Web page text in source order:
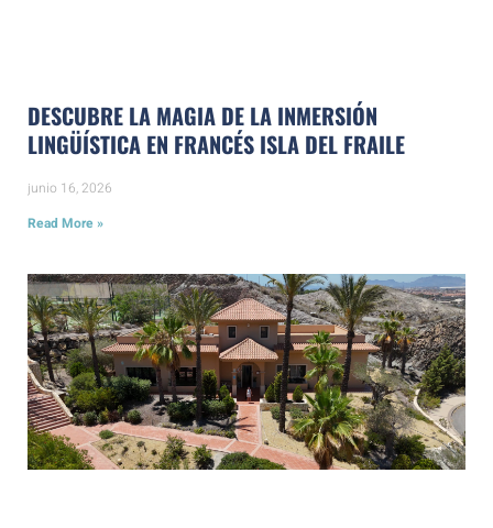
DESCUBRE LA MAGIA DE LA INMERSIÓN
LINGÜÍSTICA EN FRANCÉS ISLA DEL FRAILE
junio 16, 2026
Read More »